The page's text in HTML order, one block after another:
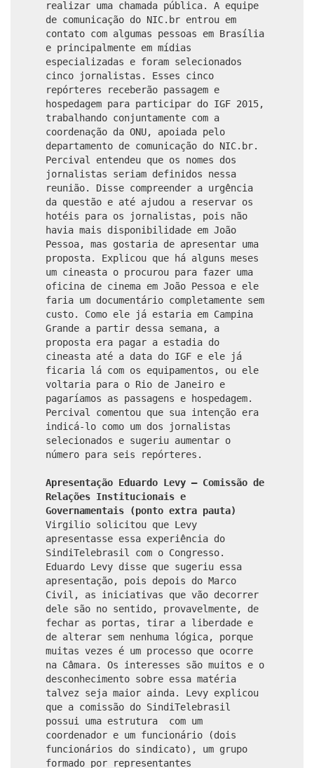
realizar uma chamada pública. A equipe
de comunicação do NIC.br entrou em
contato com algumas pessoas em Brasília
e principalmente em mídias
especializadas e foram selecionados
cinco jornalistas. Esses cinco
repórteres receberão passagem e
hospedagem para participar do IGF 2015,
trabalhando conjuntamente com a
coordenação da ONU, apoiada pelo
departamento de comunicação do NIC.br.
Percival entendeu que os nomes dos
jornalistas seriam definidos nessa
reunião. Disse compreender a urgência
da questão e até ajudou a reservar os
hotéis para os jornalistas, pois não
havia mais disponibilidade em João
Pessoa, mas gostaria de apresentar uma
proposta. Explicou que há alguns meses
um cineasta o procurou para fazer uma
oficina de cinema em João Pessoa e ele
faria um documentário completamente sem
custo. Como ele já estaria em Campina
Grande a partir dessa semana, a
proposta era pagar a estadia do
cineasta até a data do IGF e ele já
ficaria lá com os equipamentos, ou ele
voltaria para o Rio de Janeiro e
pagaríamos as passagens e hospedagem.
Percival comentou que sua intenção era
indicá-lo como um dos jornalistas
selecionados e sugeriu aumentar o
número para seis repórteres.
Apresentação Eduardo Levy – Comissão de
Relações Institucionais e
Governamentais (ponto extra pauta)
Virgilio solicitou que Levy
apresentasse essa experiência do
SindiTelebrasil com o Congresso.
Eduardo Levy disse que sugeriu essa
apresentação, pois depois do Marco
Civil, as iniciativas que vão decorrer
dele são no sentido, provavelmente, de
fechar as portas, tirar a liberdade e
de alterar sem nenhuma lógica, porque
muitas vezes é um processo que ocorre
na Câmara. Os interesses são muitos e o
desconhecimento sobre essa matéria
talvez seja maior ainda. Levy explicou
que a comissão do SindiTelebrasil
possui uma estrutura com um
coordenador e um funcionário (dois
funcionários do sindicato), um grupo
formado por representantes